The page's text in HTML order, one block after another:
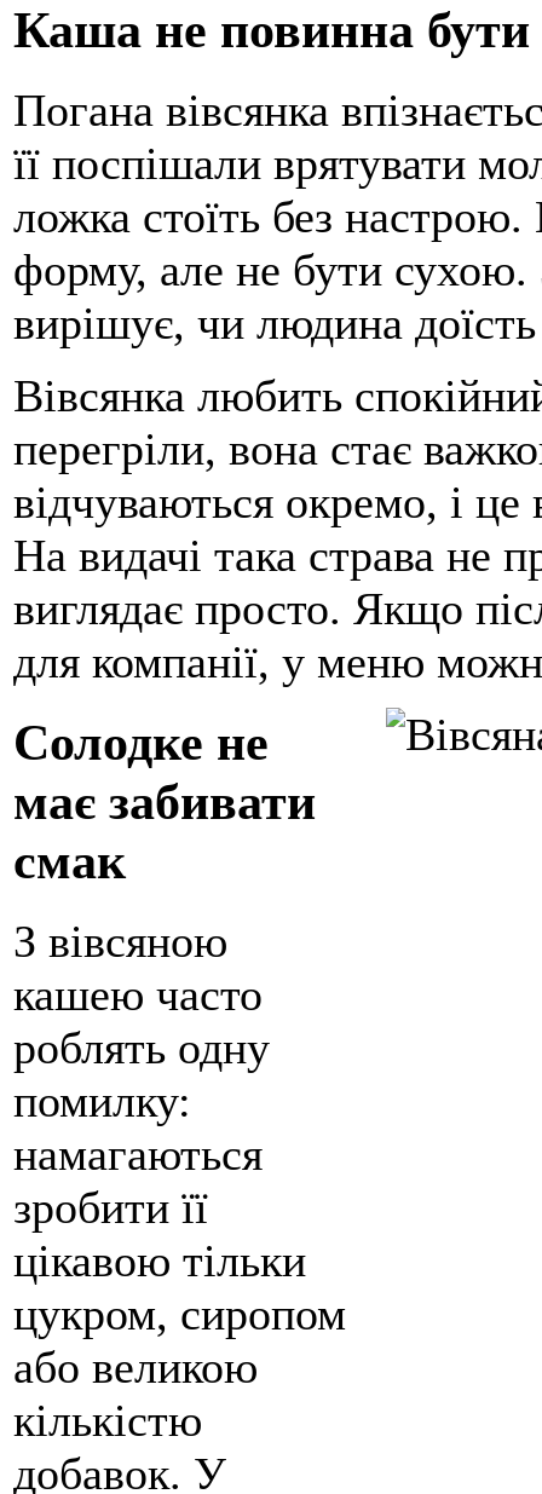
Каша не повинна
Погана вівсянка
її поспішали врятувати
ложка стоїть без
форму, але не бути сухою.
вирішує, чи людина
Вівсянка любить
перегріли, вона стає
відчуваються окремо, і
На видачі така страва не
виглядає просто. Якщо
для компанії, у меню
Солодке не
має забивати
смак
З вівсяною
кашею часто
роблять одну
помилку:
намагаються
зробити її
цікавою тільки
цукром, сиропом
або великою
кількістю
добавок. У